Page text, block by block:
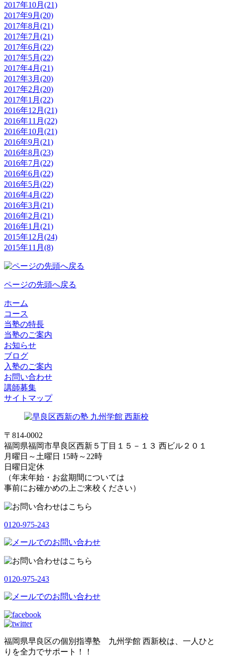
2017年10月(21)
2017年9月(20)
2017年8月(21)
2017年7月(21)
2017年6月(22)
2017年5月(22)
2017年4月(21)
2017年3月(20)
2017年2月(20)
2017年1月(22)
2016年12月(21)
2016年11月(22)
2016年10月(21)
2016年9月(21)
2016年8月(23)
2016年7月(22)
2016年6月(22)
2016年5月(22)
2016年4月(22)
2016年3月(21)
2016年2月(21)
2016年1月(21)
2015年12月(24)
2015年11月(8)
ページの先頭へ戻る
ホーム
コース
当塾の特長
当塾のご案内
お知らせ
ブログ
入塾のご案内
お問い合わせ
講師募集
サイトマップ
〒814-0002
福岡県福岡市早良区西新５丁目１５－１３ 西ビル２０１
月曜日～土曜日 15時～22時
日曜日定休
（年末年始・お盆期間については
事前にお確かめの上ご来校ください）
0120-975-243
0120-975-243
福岡県早良区の個別指導塾 九州学館 西新校は、一人ひと
りを全力でサポート！！